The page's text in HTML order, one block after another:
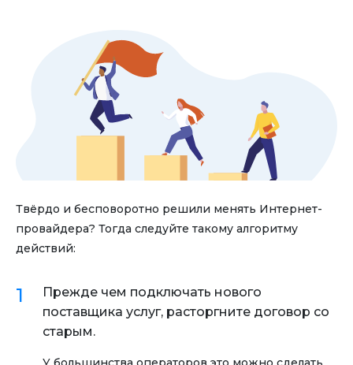
Твёрдо и бесповоротно решили менять Интернет-
провайдера? Тогда следуйте такому алгоритму
действий:
Прежде чем подключать нового
поставщика услуг, расторгните договор со
старым.